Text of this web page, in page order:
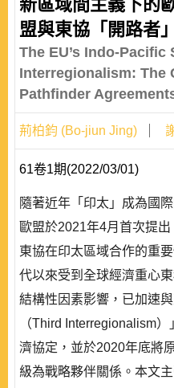
新區域間主義下的
盟與東協「開路者
The EU’s Indo-Pacific
Interregionalism: The
Pathfinder
荊柏鈞 (Bo-jiun Jing)
61卷1期(2022/03/01)
隨著近年「印太」成為國
歐盟於2021年4月首次提
東協在印太區域合作的重
代以來受到全球經濟重心
結構性因素影響，已加速
（Third Interregionalism
濟協定，並於2020年底將
級為戰略夥伴關係。本文